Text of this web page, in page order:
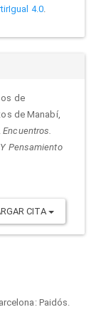
4.0.
de
de Manabí,
Encuentros.
Pensamiento
CITA
Paidós.